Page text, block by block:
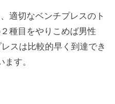
適切なベンチプレスのト
種目をやりこめば男性
スは比較的早く到達でき
ます。